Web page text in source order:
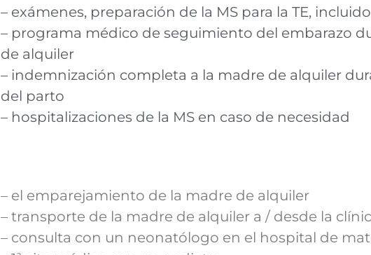
– exámenes, preparación de la MS para la TE,
– programa médico de seguimiento del embarazo
de alquiler
– indemnización completa a la madre de alquiler
del parto
– hospitalizaciones de la MS en caso de necesidad
– el emparejamiento de la madre de alquiler
– transporte de la madre de alquiler a / desde la
– consulta con un neonatólogo en el hospital de